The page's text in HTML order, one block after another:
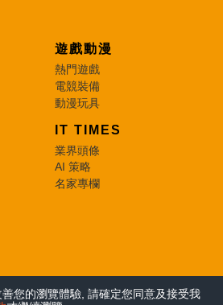
您的瀏覽體驗, 請確定您同意及接受我
遊戲動漫
熱門遊戲
電競裝備
動漫玩具
IT TIMES
業界頭條
AI 策略
名家專欄
Reserved.